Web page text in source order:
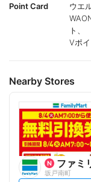
Point Card
ウエ
ト、
Vポ
Nearby Stores
ファミリー
坂戸南町